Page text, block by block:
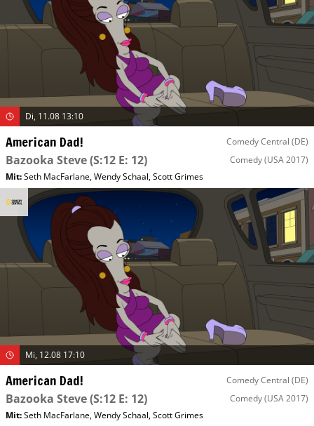
Di, 11.08 13:10
American Dad! Comedy Central (DE)
Bazooka Steve(S:12 E: 12) Comedy(USA 2017)
Mit:Seth MacFarlane,Wendy Schaal,Scott Grimes
Mi, 12.08 17:10
American Dad! Comedy Central (DE)
Bazooka Steve(S:12 E: 12) Comedy(USA 2017)
Mit:Seth MacFarlane,Wendy Schaal,Scott Grimes